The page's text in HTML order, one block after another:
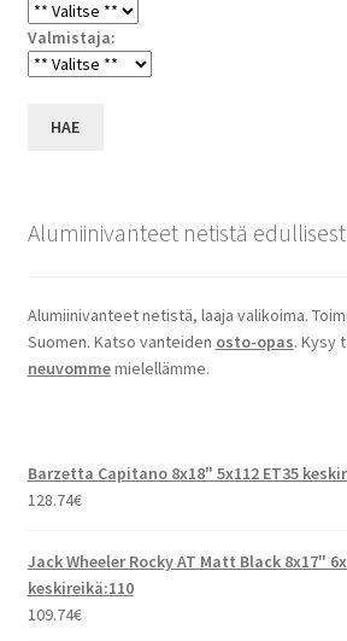
Valmistaja:
HAE
Alumiinivanteet netistä edullisesti
Alumiinivanteet netistä, laaja valikoima.
Suomen. Katso vanteiden osto-opas. Kysy
neuvommemielellämme.
Barzetta Capitano 8x18" 5x112 ET35
128.74€
Jack Wheeler Rocky AT Matt Black 8x17"
keskireikä:110
109.74€